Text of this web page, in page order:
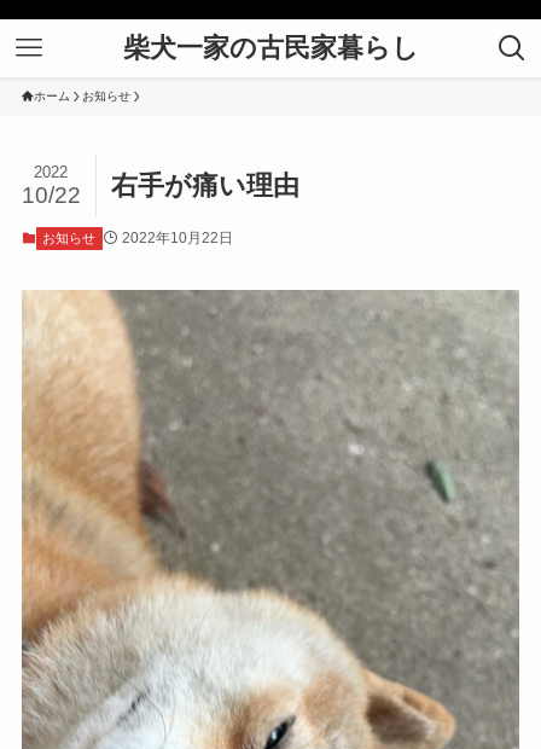
柴犬一家の古民家暮らし
ホーム お知らせ
右手が痛い理由
2022
10/22
お知らせ 2022年10月22日